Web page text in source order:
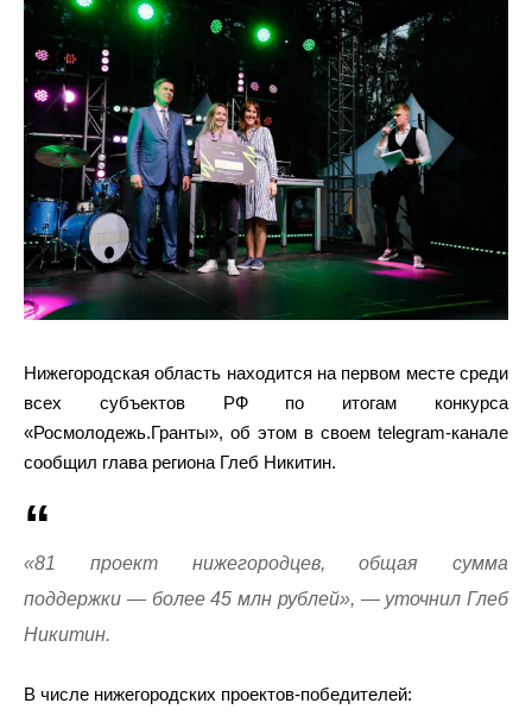
Нижегородская область находится на первом месте среди
всех субъектов РФ по итогам конкурса
«Росмолодежь.Гранты», об этом в своем telegram-канале
сообщил глава региона Глеб Никитин.
«81 проект нижегородцев, общая сумма
поддержки — более 45 млн рублей», — уточнил Глеб
Никитин.
В числе нижегородских проектов-победителей: